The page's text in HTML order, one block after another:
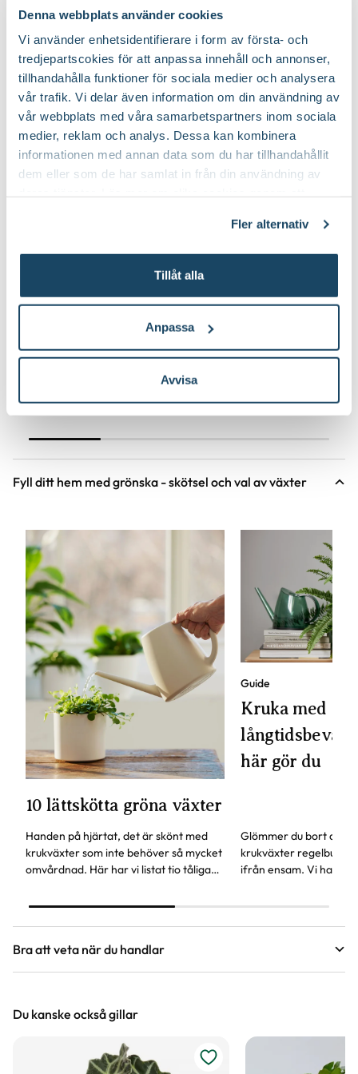
Denna webbplats använder cookies
Vi använder enhetsidentifierare i form av första- och
tredjepartscokies för att anpassa innehåll och annonser,
tillhandahålla funktioner för sociala medier och analysera
vår trafik. Vi delar även information om din användning av
vår webbplats med våra samarbetspartners inom sociala
medier, reklam och analys. Dessa kan kombinera
informationen med annan data som du har tillhandahållit
dem eller som de har samlat in från din användning av
Fler alternativ
Tillåt alla
Anpassa
Avvisa
Krukväxter – för hälsans skull
Grönt är skönt! Forskning visar att en utsikt över en park är
bra för hälsan, liksom att ha krukväxter i sin bostad. Lägre
blodtryck och gladare sinne är två av effekterna.
Krukor till dina nya växter
Korgkruka Wille
Välj butik
till Korgkruka Wille produktsida
Kruka Arturo
Välj butik
till
Fyll ditt hem med grönska - skötsel och val av växter
10 lättskötta gröna växter
Handen på hjärtat, det är skönt med
krukväxter som inte behöver så mycket
omvårdnad. Här har vi listat tio tåliga
mörkare.
Guide
Kruka med
här gör du
Glömmer du bort att
krukväxter
ifrån ensam. Vi har en
glömsk växtentusiast.
Bra att veta när du handlar
Vi försöker alltid ange växternas ungefärliga
mått, men då växter är levande och alla växter
är unika så kan måtten och din växts utseende
Du kanske också gillar